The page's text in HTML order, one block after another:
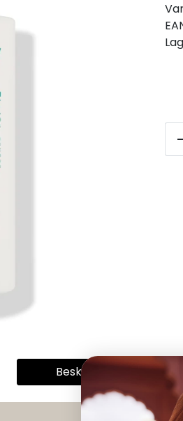
-
Beskrivelse